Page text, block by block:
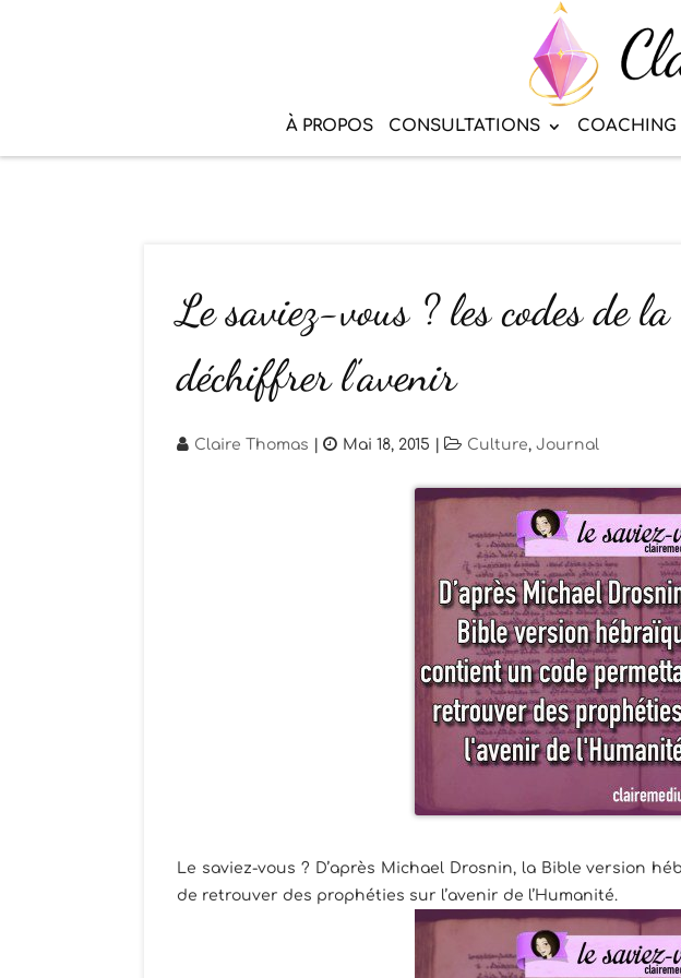
À PROPOS CONSULTATIONS COACHING
Le saviez-vous ? les codes de
déchiffrer l’avenir
Claire Thomas Mai 18, 2015 Culture, Journal
Le saviez-vous ? D’après Michael Drosnin, la Bible version
de retrouver des prophéties sur l’avenir de l’Humanité.